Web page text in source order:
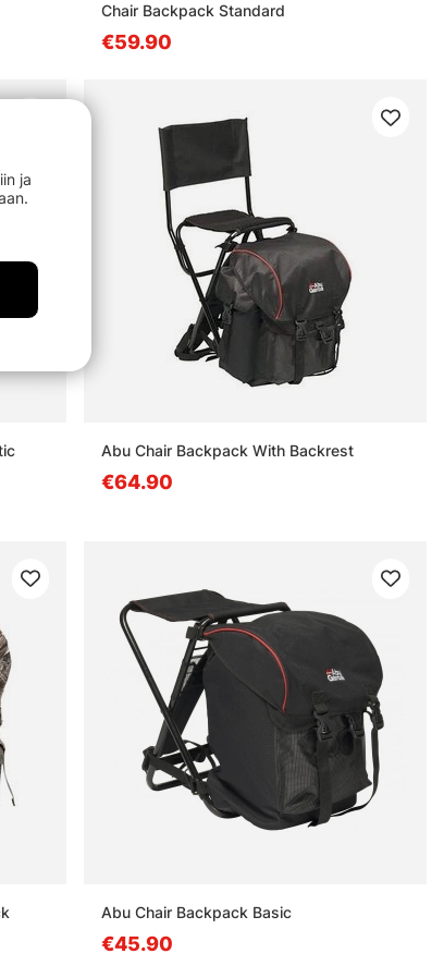
Chair Backpack Standard
€59.90
Abu Chair Backpack With Backrest
€64.90
Abu Chair Backpack Basic
€45.90
ja